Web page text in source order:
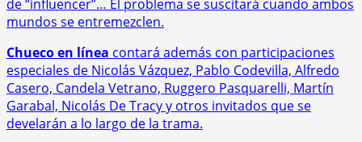
de “influencer”… El problema se suscitará cuando ambos
mundos se entremezclen.
Chueco en línea contará además con participaciones
especiales de Nicolás Vázquez, Pablo Codevilla, Alfredo
Casero, Candela Vetrano, Ruggero Pasquarelli, Martín
Garabal, Nicolás De Tracy y otros invitados que se
develarán a lo largo de la trama.